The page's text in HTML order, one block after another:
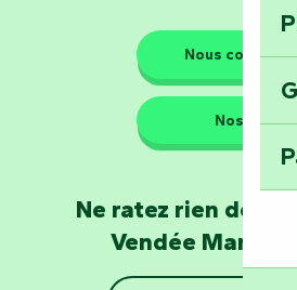
Nous
Nos QG
Ne ratez rien de
Vendée Marais